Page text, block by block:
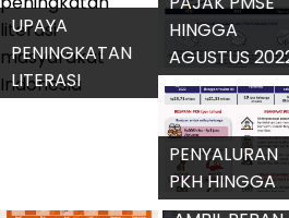
PROYEKSI
APLIKASI E-
PRIMA DAN
BERPADU
UNTUK
KEMUDAHAN
PELAYANAN
PUBLIK